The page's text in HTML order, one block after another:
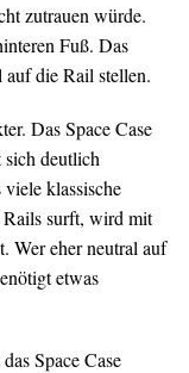
zutrauen würde.
Fuß. Das
auf die Rail stellen.
Das Space Case
sich deutlich
klassische
Rails surft, wird mit
Wer eher neutral auf
etwas
Space Case